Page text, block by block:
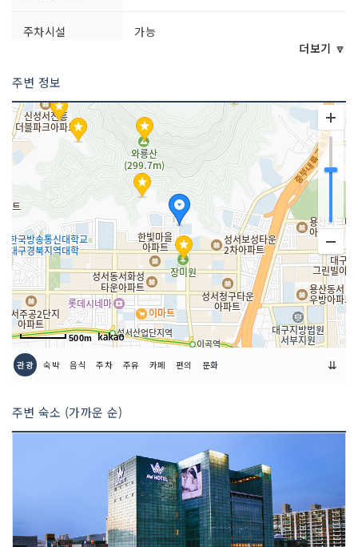
주차시설
가능
쉬는날
이용시간 09:00~17:00
더보기 🔽
주변 정보
500m
관광 숙박 음식 주차 주유 카페 편의 문화 ⇊
주변 숙소 (가까운 순)